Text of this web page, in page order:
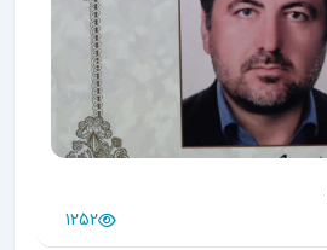
1252